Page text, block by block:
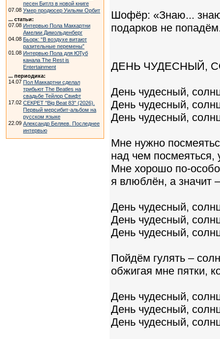
песен Битлз в новой книге
07.08 Умер продюсер Уильям Орбит
... статьи:
07.08 Интервью Пола Маккартни
Амелии Димольденберг
04.08 Бьорк: “В воздухе витают
разительные перемены”
01.08 Интервью Пола для ЮТуб
канала The Rest is
Entertainment
... периодика:
14.07 Пол Маккартни сделал
трибьют The Beatles на
свадьбе Тейлор Свифт
17.02 СЕКРЕТ "Big Beat 83" (2026).
Первый мерсибит-альбом на
русском языке
22.09 Александр Беляев. Последнее
интервью
Шофёр: «Знаю...
подарков не
ДЕНЬ ЧУДЕСНЫЙ,
День чудесный,
День чудесный,
День чудесный,
Мне нужно
над чем посмеяться,
Мне хорошо по-
я влюблён, а значит
День чудесный,
День чудесный,
День чудесный,
Пойдём гулять –
обжигая мне пятки,
День чудесный,
День чудесный,
День чудесный,